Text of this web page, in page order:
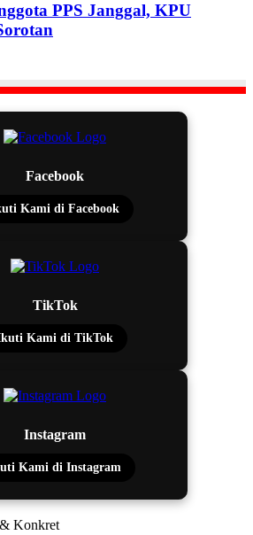
PPS Janggal, KPU
Facebook
Kami di Facebook
TikTok
Kami di TikTok
Instagram
Kami di Instagram
Konkret